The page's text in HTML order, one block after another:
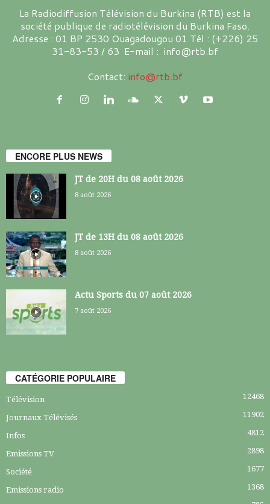
La Radiodiffusion Télévision du Burkina (RTB) est la
société publique de radiotélévision du Burkina Faso.
Adresse : 01 BP 2530 Ouagadougou 01 Tél : (+226) 25
31-83-53 / 63 E-mail : info@rtb.bf
Contact: info@rtb.bf
ENCORE PLUS NEWS
JT de 20H du 08 août 2026
8 août 2026
JT de 13H du 08 août 2026
8 août 2026
Actu Sports du 07 août 2026
7 août 2026
CATÉGORIE POPULAIRE
Télévision 12468
Journaux Télévisés 11902
Infos 4812
Emissions TV 2898
Société 1677
Emissions radio 1368